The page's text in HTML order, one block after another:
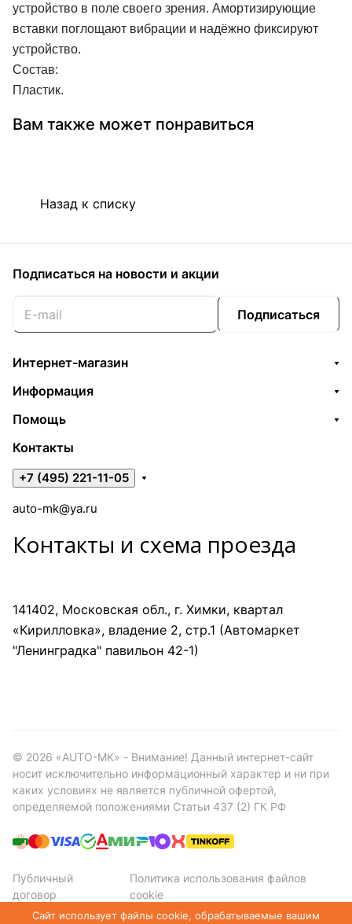
устройство в поле своего зрения. Амортизирующие
вставки поглощают вибрации и надёжно фиксируют
устройство.
Состав:
Пластик.
Вам также может понравиться
Назад к списку
Подписаться на новости и акции
Подписаться
Интернет-магазин
Информация
Помощь
Контакты
+7 (495) 221-11-05
auto-mk@ya.ru
Контакты и схема проезда
141402, Московская обл., г. Химки, квартал
«Кирилловка», владение 2, стр.1 (Автомаркет
"Ленинградка" павильон 42-1)
© 2026 «AUTO-MK» - Внимание! Данный интернет-сайт
носит исключительно информационный характер и ни при
каких условиях не является публичной офертой,
определяемой положениями Статьи 437 (2) ГК РФ
Публичный
договор
Политика использования файлов
cookie
Политика конфиденциальности
Сайт использует файлы cookie, обрабатываемые вашим